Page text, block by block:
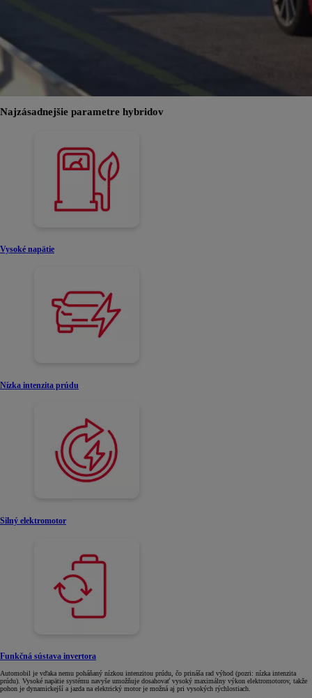
Najzásadnejšie parametre hybridov
Vysoké napätie
Nízka intenzita prúdu
Silný elektromotor
Funkčná sústava invertora
Automobil je vďaka nemu poháňaný nízkou intenzitou prúdu, čo prináša rad výhod (pozri: nízka intenzita
prúdu). Vysoké napätie systému navyše umožňuje dosahovať vysoký maximálny výkon elektromotorov, takže
pohon je dynamickejší a jazda na elektrický motor je možná aj pri vysokých rýchlostiach.